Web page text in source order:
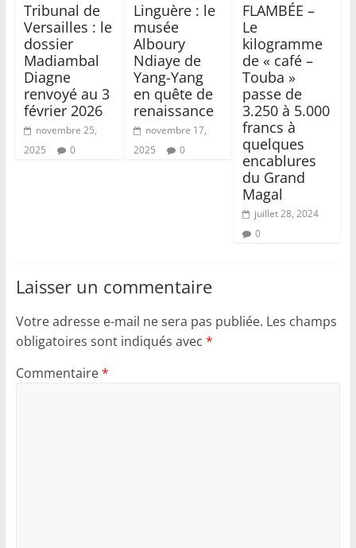
Tribunal de
Versailles : le
dossier
Madiambal
Diagne
renvoyé au 3
février 2026
novembre 25,
2025
0
Linguère : le
musée
Alboury
Ndiaye de
Yang-Yang
en quête de
renaissance
novembre 17,
2025
0
FLAMBÉE –
Le
kilogramme
de « café –
Touba »
passe de
3.250 à 5.000
francs à
quelques
encablures
du Grand
Magal
juillet 28, 2024
0
Laisser un commentaire
Votre adresse e-mail ne sera pas publiée. Les champs
obligatoires sont indiqués avec *
Commentaire*